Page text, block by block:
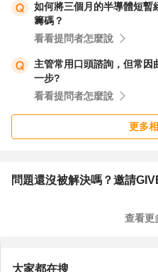
如何將三個月的半導體短暫
籌碼？
看看提問者怎麼說
主管常用口頭諮詢，但常因
一步?
看看提問者怎麼說
更多
問題還沒被解決嗎？邀請
查看更
大家都在搜